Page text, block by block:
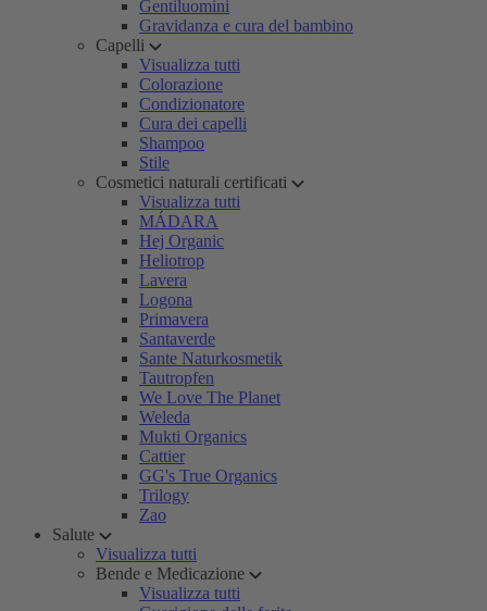
Gentiluomini
Gravidanza e cura del bambino
Capelli
Visualizza tutti
Colorazione
Condizionatore
Cura dei capelli
Shampoo
Stile
Cosmetici naturali certificati
Visualizza tutti
MÁDARA
Hej Organic
Heliotrop
Lavera
Logona
Primavera
Santaverde
Sante Naturkosmetik
Tautropfen
We Love The Planet
Weleda
Mukti Organics
Cattier
GG's True Organics
Trilogy
Zao
Salute
Visualizza tutti
Bende e Medicazione
Visualizza tutti